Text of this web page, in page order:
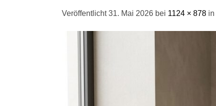
Veröffentlicht31. Mai 2026 bei 1124 × 878 in